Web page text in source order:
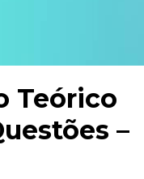
Teórico
–